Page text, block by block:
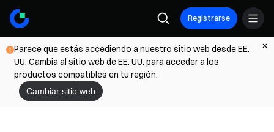
Registrarse
Parece que estás accediendo a nuestro sitio web desde EE.
UU. Cambia al sitio web de EE. UU. para acceder a los
productos compatibles en tu región.
Cambiar sitio web